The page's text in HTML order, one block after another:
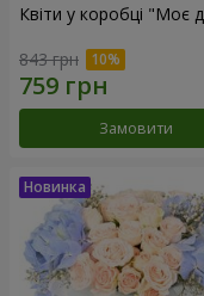
Квіти у коробці "Моє
843 грн
Замовити